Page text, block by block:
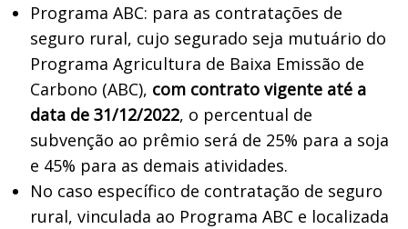
Programa ABC: para as contratações de
seguro rural, cujo segurado seja mutuário do
Programa Agricultura de Baixa Emissão de
Carbono (ABC), com contrato vigente até a
data de 31/12/2022, o percentual de
subvenção ao prêmio será de 25% para a soja
e 45% para as demais atividades.
No caso específico de contratação de seguro
rural, vinculada ao Programa ABC e localizada